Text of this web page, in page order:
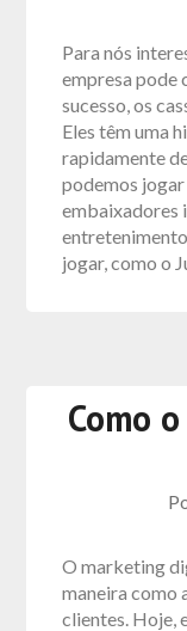
Para nós
empresa pode
sucesso, os
Eles têm uma
rapidamente
podemos
embaixadores
jogar, como o
Como
O marketing
maneira como
clientes. Hoje,